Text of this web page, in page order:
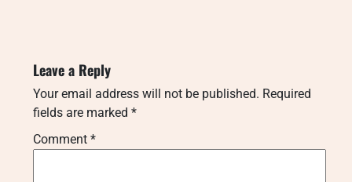
Leave a Reply
Your email address will not be published. Required
fields are marked *
Comment *